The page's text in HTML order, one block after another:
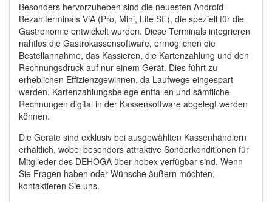
Besonders hervorzuheben sind die neuesten Android-
Bezahlterminals ViA (Pro, Mini, Lite SE), die speziell für die
Gastronomie entwickelt wurden. Diese Terminals integrieren
nahtlos die Gastrokassensoftware, ermöglichen die
Bestellannahme, das Kassieren, die Kartenzahlung und den
Rechnungsdruck auf nur einem Gerät. Dies führt zu
erheblichen Effizienzgewinnen, da Laufwege eingespart
werden, Kartenzahlungsbelege entfallen und sämtliche
Rechnungen digital in der Kassensoftware abgelegt werden
können.
Die Geräte sind exklusiv bei ausgewählten Kassenhändlern
erhältlich, wobei besonders attraktive Sonderkonditionen für
Mitglieder des DEHOGA über hobex verfügbar sind. Wenn
Sie Fragen haben oder Wünsche äußern möchten,
kontaktieren Sie uns.